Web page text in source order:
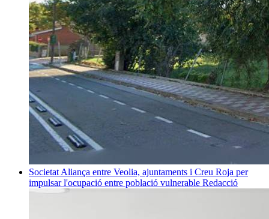
Societat Aliança entre Veolia, ajuntaments i Creu Roja per
impulsar l'ocupació entre població vulnerable Redacció